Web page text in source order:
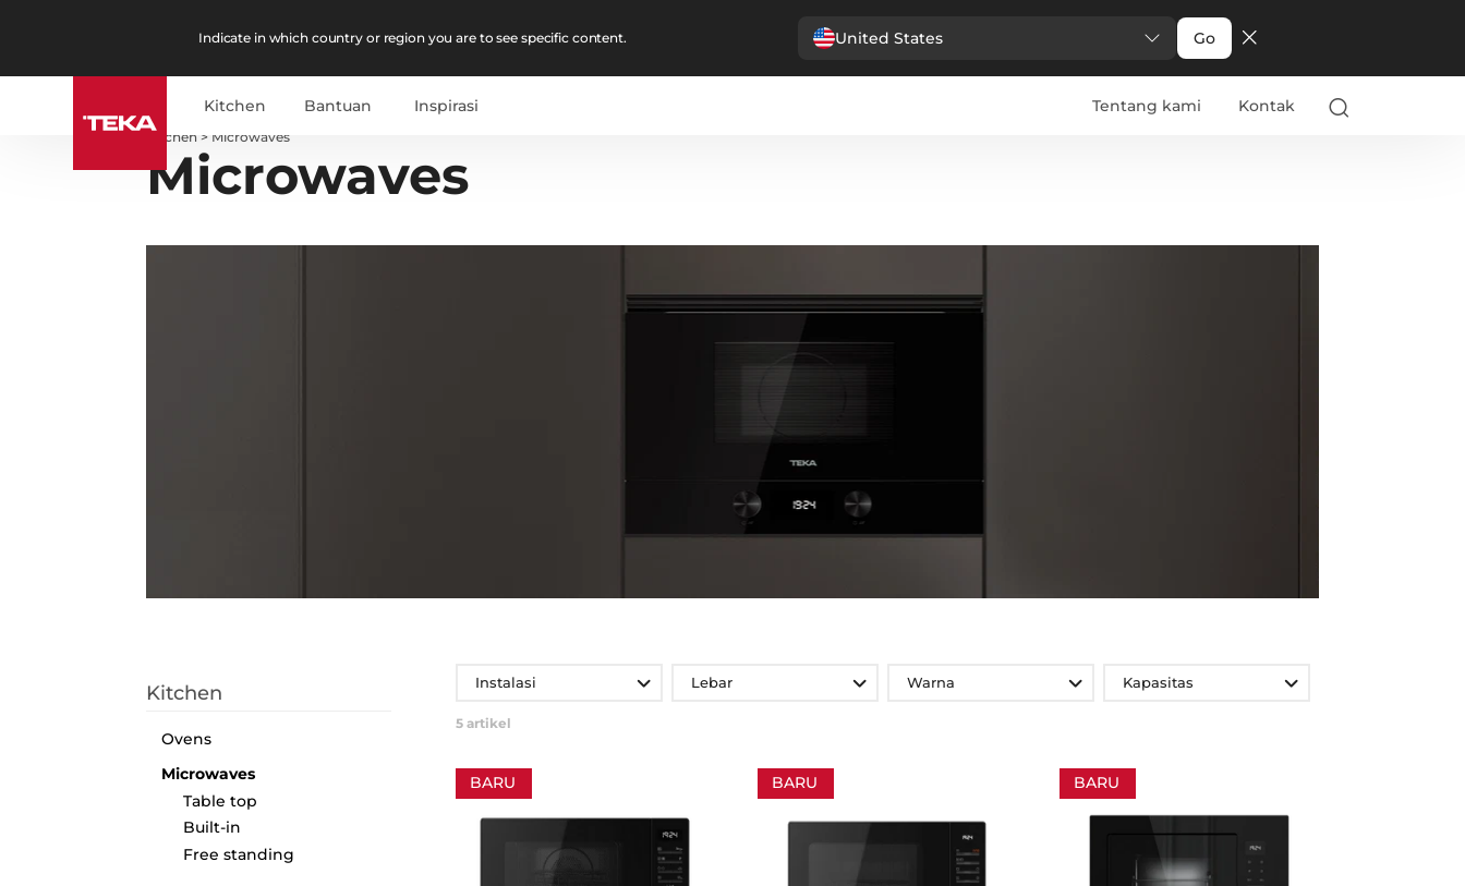
Indicate in which country or region you are to see specific content. United States Go
Kitchen Bantuan Inspirasi Tentang kami Kontak
Kitchen > Microwaves
Microwaves
Kitchen
Ovens
Microwaves
Table top
Built-in
Free standing
Instalasi Lebar Warna Kapasitas
5 artikel
BARU BARU BARU